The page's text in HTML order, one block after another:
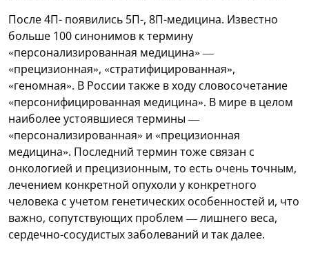
После 4П- появились 5П-, 8П-медицина. Известно
больше 100 синонимов к термину
«персонализированная медицина» —
«прецизионная», «стратифицированная»,
«геномная». В России также в ходу словосочетание
«персонифицированная медицина». В мире в целом
наиболее устоявшиеся термины —
«персонализированная» и «прецизионная
медицина». Последний термин тоже связан с
онкологией и прецизионным, то есть очень точным,
лечением конкретной опухоли у конкретного
человека с учетом генетических особенностей и, что
важно, сопутствующих проблем — лишнего веса,
сердечно-сосудистых заболеваний и так далее.